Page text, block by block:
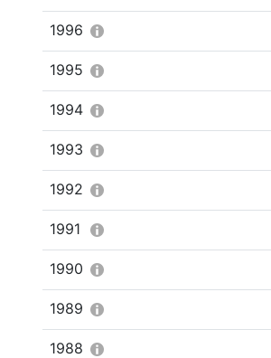
1996
1995
1994
1993
1992
1991
1990
1989
1988